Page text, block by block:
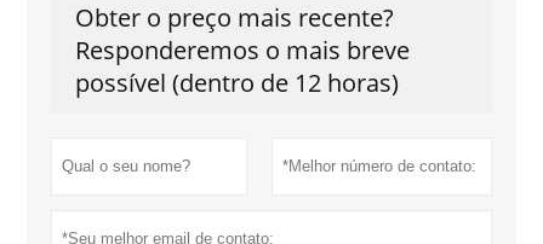
Obter o preço mais recente?
Responderemos o mais breve
possível (dentro de 12 horas)